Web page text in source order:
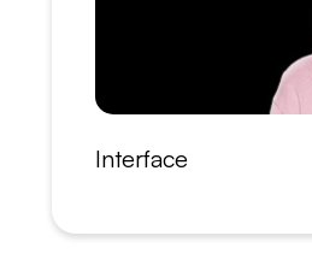
Interface